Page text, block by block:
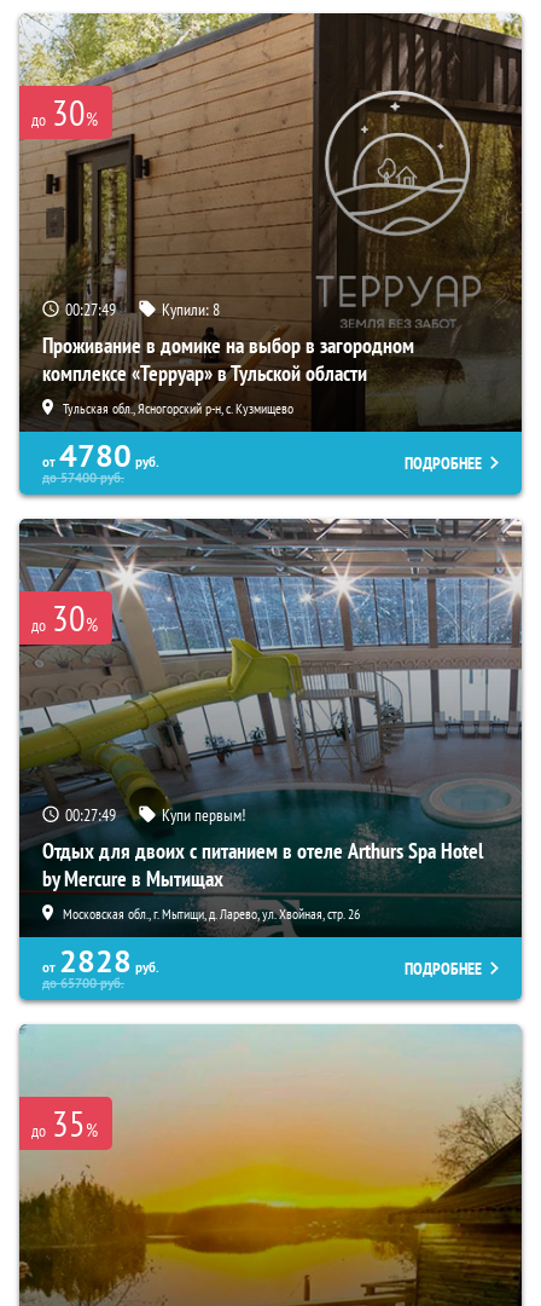
до 30%
00:27:48 Купили:8
Проживание в домике на выбор в загородном
комплексе «Терруар» в Тульской области
Тульская обл., Ясногорский р-н, с. Кузмищево
от 4780 руб.
до57400руб.
ПОДРОБНЕЕ
до 30%
00:27:48 Купи первым!
Отдых для двоих с питанием в отеле Arthurs Spa Hotel
by Mercure в Мытищах
Московская обл., г. Мытищи, д. Ларево, ул. Хвойная, стр. 26
от 2828 руб.
до65700руб.
ПОДРОБНЕЕ
до 35%